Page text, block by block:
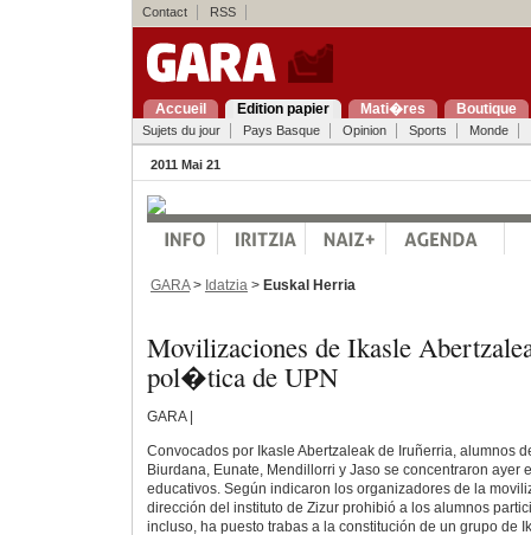
Contact RSS
Accueil Edition papier Mati�res Boutique
Sujets du jour Pays Basque Opinion Sports Monde
2011 Mai 21
GARA> Idatzia > Euskal Herria
Movilizaciones de Ikasle
pol�tica de UPN
GARA |
Convocados por Ikasle Abertzaleak de Iruñerria, alumnos
Biurdana, Eunate, Mendillorri y Jaso se concentraron ayer
educativos. Según indicaron los organizadores de la
dirección del instituto de Zizur prohibió a los alumnos
incluso, ha puesto trabas a la constitución de un grupo de